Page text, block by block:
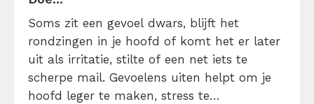
Soms zit een gevoel dwars, blijft het
rondzingen in je hoofd of komt het er later
uit als irritatie, stilte of een net iets te
scherpe mail. Gevoelens uiten helpt om je
hoofd leger te maken, stress te